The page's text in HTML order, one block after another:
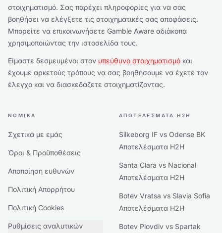
στοιχηματισμό. Σας παρέχει πληροφορίες για να σας
βοηθήσει να ελέγξετε τις στοιχηματικές σας αποφάσεις.
Μπορείτε να επικοινωνήσετε Gamble Aware αδιάκοπα
χρησιμοποιώντας την ιστοσελίδα τους.
Είμαστε δεσμευμένοι στον υπεύθυνο στοιχηματισμό και
έχουμε αρκετούς τρόπους να σας βοηθήσουμε να έχετε τον
έλεγχο και να διασκεδάζετε στοιχηματίζοντας.
ΝΟΜΙΚΆ
Σχετικά με εμάς
Όροι & Προϋποθέσεις
Αποποίηση ευθυνών
Πολιτική Απορρήτου
Πολιτική Cookies
Ρυθμίσεις αναλυτικών
ΑΠΟΤΕΛΈΣΜΑΤΑ H2H
Silkeborg IF vs Odense BK
Αποτελέσματα H2H
Santa Clara vs Nacional
Αποτελέσματα H2H
Botev Vratsa vs Slavia Sofia
Αποτελέσματα H2H
Botev Plovdiv vs Spartak